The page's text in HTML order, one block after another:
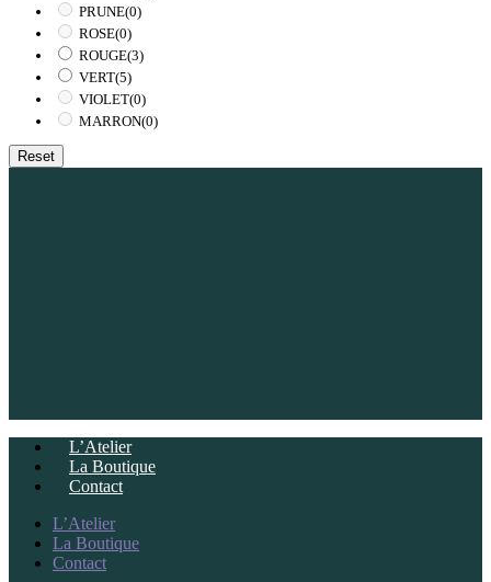
PRUNE(0)
ROSE(0)
ROUGE(3)
VERT(5)
VIOLET(0)
MARRON(0)
Reset
L’Atelier
La Boutique
Contact
L’Atelier
La Boutique
Contact